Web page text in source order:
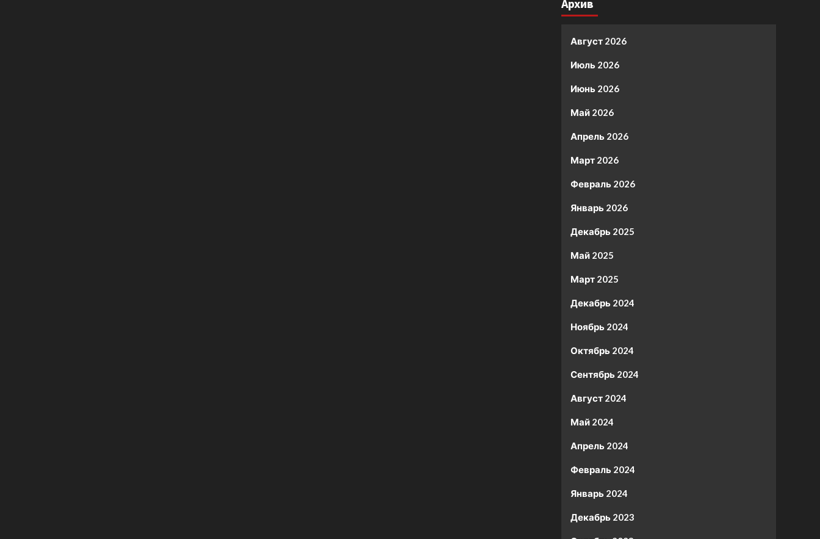
Архив
Август 2026
Июль 2026
Июнь 2026
Май 2026
Апрель 2026
Март 2026
Февраль 2026
Январь 2026
Декабрь 2025
Май 2025
Март 2025
Декабрь 2024
Ноябрь 2024
Октябрь 2024
Сентябрь 2024
Август 2024
Май 2024
Апрель 2024
Февраль 2024
Январь 2024
Декабрь 2023